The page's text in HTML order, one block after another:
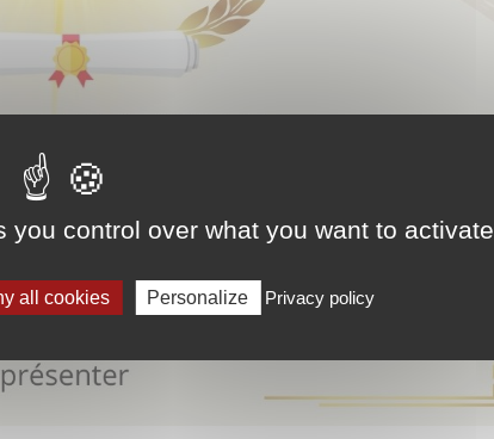
control over what you want to activate
all cookies Personalize Privacy policy